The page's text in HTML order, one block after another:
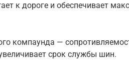
к дороге и обеспечивает
компаунда —
срок службы шин.